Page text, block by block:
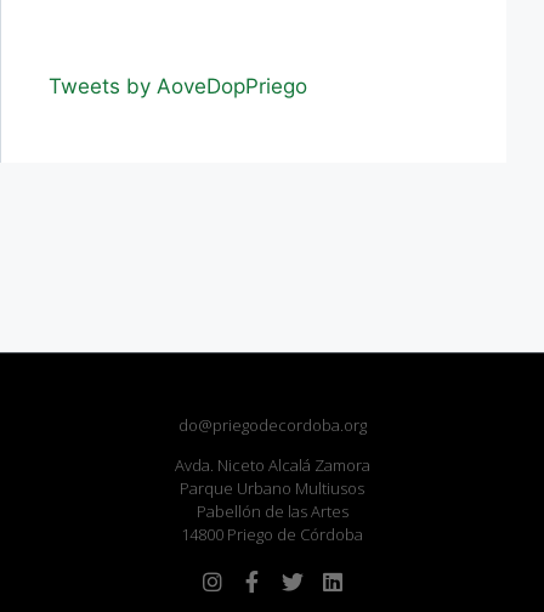
Tweets by AoveDopPriego
do@priegodecordoba.org
Avda. Niceto Alcalá Zamora
Parque Urbano Multiusos
Pabellón de las Artes
14800 Priego de Córdoba